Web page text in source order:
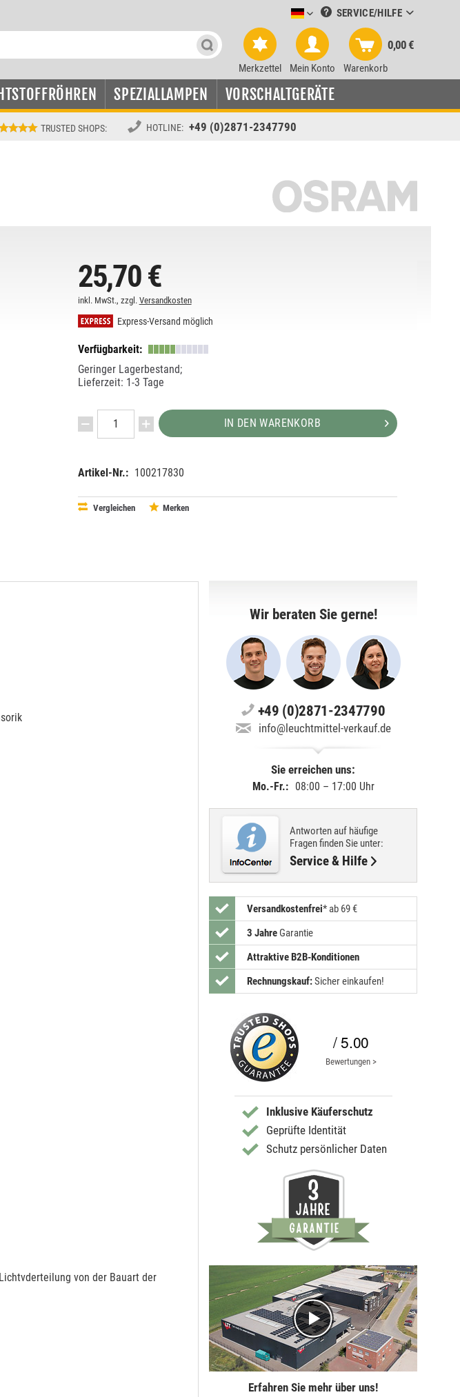
Leuchtmittel-Verkauf deutsch
SERVICE/HILFE
Merkzettel Mein Konto Warenkorb
0,00 €
SPEZIALLAMPEN VORSCHALTGERÄTE
TRUSTED SHOPS: HOTLINE: +49 (0)2871-2347790
25,70 €
inkl. MwSt., zzgl. Versandkosten
Express-Versand möglich
Verfügbarkeit:
Geringer Lagerbestand;
Lieferzeit: 1-3 Tage
IN DEN WARENKORB
Artikel-Nr.: 100217830
Vergleichen Merken
von der Bauart der
Wir beraten Sie gerne!
+49 (0)2871-2347790
info@leuchtmittel-verkauf.de
Sie erreichen uns:
Mo.-Fr.: 08:00 – 17:00 Uhr
Antworten auf häufige
Fragen finden Sie unter:
Service & Hilfe
Versandkostenfrei* ab 69 €
3 Jahre Garantie
Attraktive B2B-Konditionen
Rechnungskauf:Sicher einkaufen!
/ 5.00
Bewertungen >
Inklusive Käuferschutz
Geprüfte Identität
Schutz persönlicher Daten
Erfahren Sie mehr über uns!